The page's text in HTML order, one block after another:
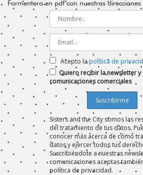
Formentera en pdf con nuestras
Acepto lapolítica de
Quiero recibir la newsletter y
comunicaciones comerciales
Sisters and the City somos las
del tratamiento de tus datos.
conocer más acerca de cómo
datos y ejercer todos tus
Suscribiéndote a nuestras
comunicaciones aceptas
política de privacidad.